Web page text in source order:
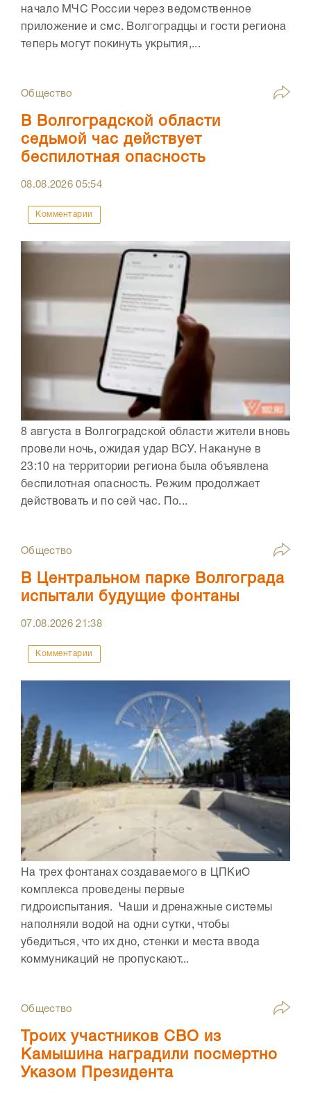
начало МЧС России через ведомственное
приложение и смс. Волгоградцы и гости региона
теперь могут покинуть укрытия,...
Общество
В Волгоградской области
седьмой час действует
беспилотная опасность
08.08.202605:54
Комментарии
8 августа в Волгоградской области жители вновь
провели ночь, ожидая удар ВСУ. Накануне в
23:10 на территории региона была объявлена
беспилотная опасность. Режим продолжает
действовать и по сей час. По...
Общество
В Центральном парке Волгограда
испытали будущие фонтаны
07.08.202621:38
Комментарии
На трех фонтанах создаваемого в ЦПКиО
комплекса проведены первые
гидроиспытания. Чаши и дренажные системы
наполняли водой на одни сутки, чтобы
убедиться, что их дно, стенки и места ввода
коммуникаций не пропускают...
Общество
Троих участников СВО из
Камышина наградили посмертно
Указом Президента